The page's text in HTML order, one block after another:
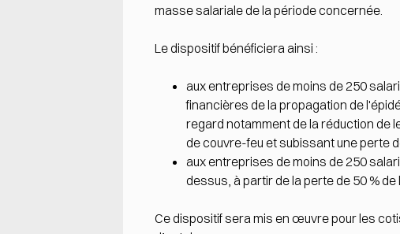
masse salariale de la période concernée.
Le dispositif bénéficiera ainsi :
aux entreprises de moins de 250
financières de la propagation de
regard notamment de la réduction de
de couvre-feu et subissant une perte
aux entreprises de moins de 250
dessus, à partir de la perte de 50 % de
Ce dispositif sera mis en œuvre pour les